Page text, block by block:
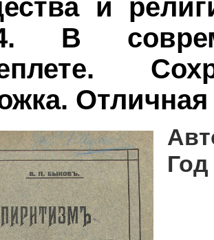
и
В
Отличная